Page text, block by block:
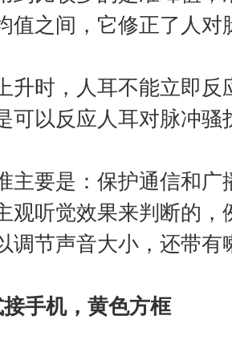
值之间，它修正了人
升时，人耳不能立即
可以反应人耳对脉冲骚
主要是：保护通信和
观听觉效果来判断的
调节声音大小，还带有
手机，黄色方框